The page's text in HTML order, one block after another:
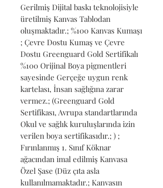
Gerilmiş Dijital baskı teknolojisiyle
üretilmiş Kanvas Tablodan
oluşmaktadır.; %100 Kanvas Kumaşı
; Çevre Dostu Kumaş ve Çevre
Dostu Greenguard Gold Sertifikalı
%100 Orijinal Boya pigmentleri
sayesinde Gerçeğe uygun renk
kartelası, İnsan sağlığına zarar
vermez.; (Greenguard Gold
Sertifikası, Avrupa standartlarında
Okul ve sağlık kuruluşlarında izin
verilen boya sertifikasıdır.; ) ;
Fırınlanmış 1. Sınıf Köknar
ağacından imal edilmiş Kanvasa
Özel Şase (Düz çıta asla
kullanılmamaktadır.; Kanvasın